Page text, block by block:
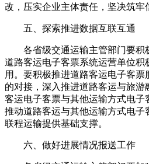
改，压实企业主体责任，坚决筑牢
五、探索推进数据互联互通
各省级交通运输主管部门要积
道路客运电子客票系统运营单位积
用。要积极推进道路客运电子客
的对接，深入推进道路客运与旅
客运电子客票与其他运输方式电
推动道路客运与其他运输方式电子
联程运输提供基础支撑。
六、做好进展情况报送工作